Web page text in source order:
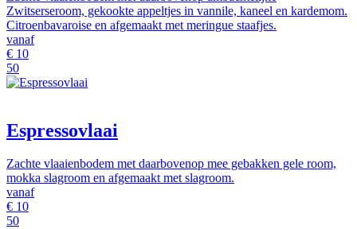
Zwitserseroom, gekookte appeltjes in vannile, kaneel en kardemom.
Citroenbavaroise en afgemaakt met meringue staafjes.
vanaf
€ 10
50
Espressovlaai
Zachte vlaaienbodem met daarbovenop mee gebakken gele room,
mokka slagroom en afgemaakt met slagroom.
vanaf
€ 10
50